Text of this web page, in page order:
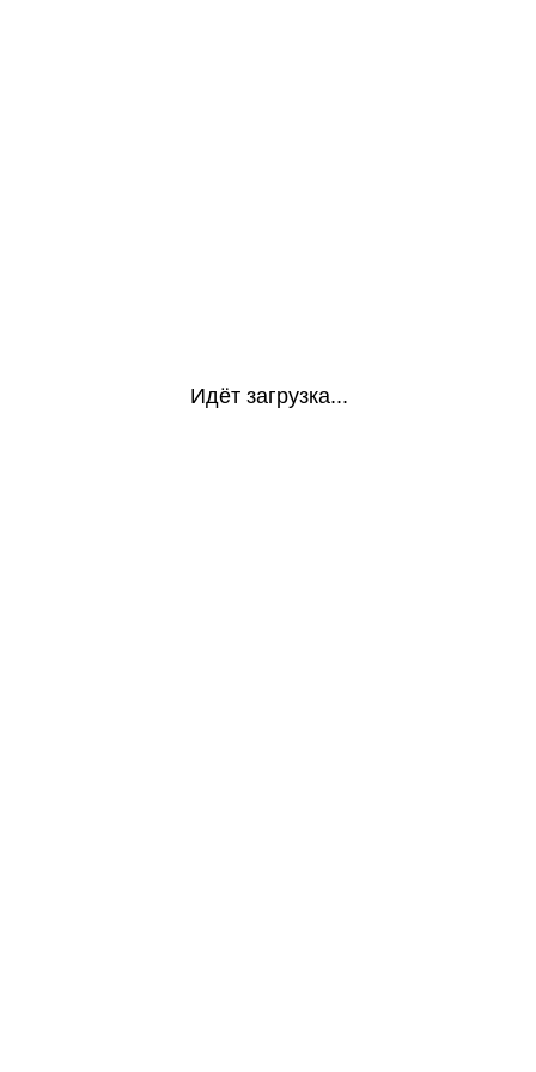
Идёт загрузка...